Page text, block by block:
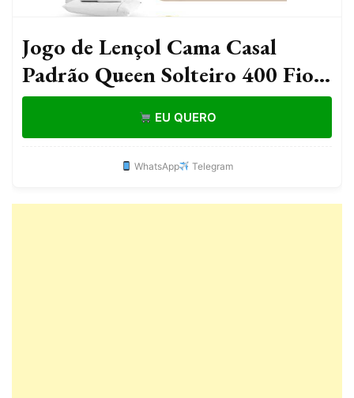
Jogo de Lençol Cama Casal
Padrão Queen Solteiro 400 Fios
Micropercal Com Fronha em
Ponto Palito Fronha
Impermeável
EU QUERO
WhatsApp Telegram